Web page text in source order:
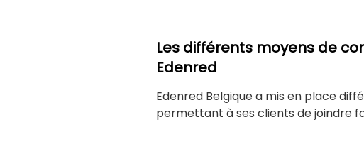
Les différents moyens de
Edenred
Edenred Belgique a mis en place
permettant à ses clients de joindre